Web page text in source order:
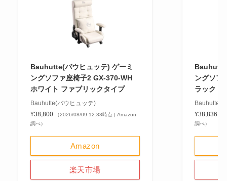
Bauhutte(バウヒュッテ) ゲーミ
ングソファ座椅子2 GX-370-WH
ホワイト ファブリックタイプ
Bauhutte(バウヒュッテ)
¥38,800
（2026/08/09 12:33時点 | Amazon
調べ）
Amazon
楽天市場
ングソフ
ラック
Bauhutte(
¥38,836
調べ）